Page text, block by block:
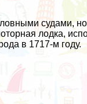
судами,
лодка,
в 1717-м году.